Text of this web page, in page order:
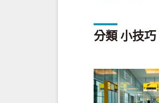
分類 小技